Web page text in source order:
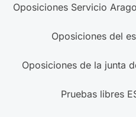
Oposiciones Servicio
Oposiciones del
Oposiciones de la junta
Pruebas libres